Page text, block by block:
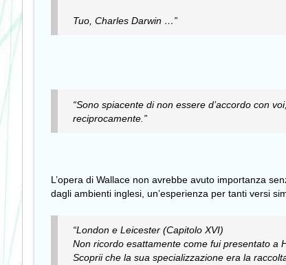
Tuo, Charles Darwin …”
“Sono spiacente di non essere d’accordo con
reciprocamente.”
L’opera di Wallace non avrebbe avuto importanza
dagli ambienti inglesi, un’esperienza per tanti versi
“London e Leicester (Capitolo XVI)
Non ricordo esattamente come fui presentato a
Scoprii che la sua specializzazione era la